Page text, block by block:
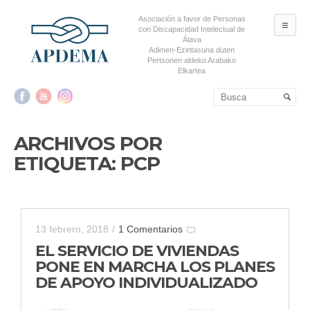
Asociación a favor de Personas
con Discapacidad Intelectual de
Álava
Adimen-Ezintasuna duten
Pertsonen aldeko Arabako
Elkartea
secundario
ARCHIVOS POR
ETIQUETA: PCP
13 febrero, 2018 / 1 Comentarios
EL SERVICIO DE VIVIENDAS
PONE EN MARCHA LOS PLANES
DE APOYO INDIVIDUALIZADO